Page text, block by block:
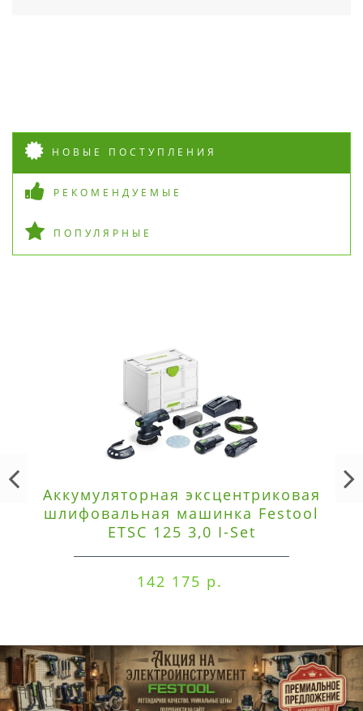
НОВЫЕ ПОСТУПЛЕНИЯ
РЕКОМЕНДУЕМЫЕ
ПОПУЛЯРНЫЕ
Аккумуляторная эксцентриковая
шлифовальная машинка Festool
ETSC 125 3,0 I-Set
142 175 р.